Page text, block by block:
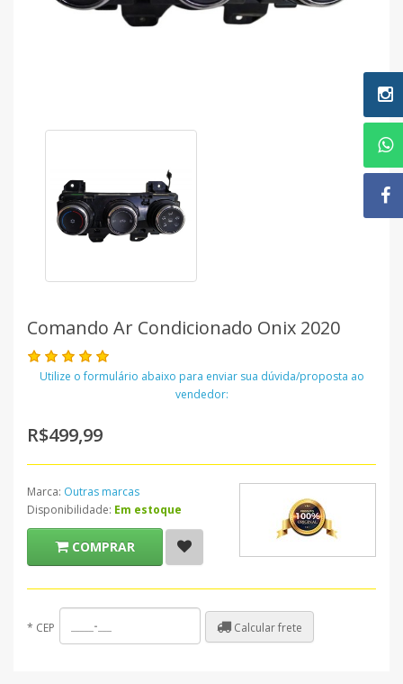
Comando Ar Condicionado Onix 2020
Utilize o formulário abaixo para enviar sua dúvida/proposta ao
vendedor:
R$499,99
Marca: Outras marcas
Disponibilidade: Em estoque
COMPRAR
* CEP Calcular frete